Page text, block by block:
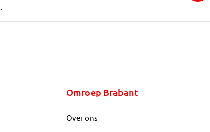
Omroep Brabant
Over ons